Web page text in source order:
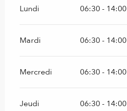
Lundi 06:30 - 14:00
Mardi 06:30 - 14:00
Mercredi 06:30 - 14:00
Jeudi 06:30 - 14:00